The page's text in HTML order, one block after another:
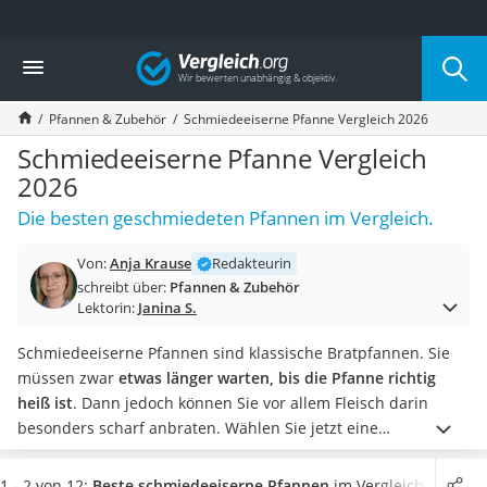
Die beliebtesten Vergleiche nach Kategorie
Haushalt
Wassersprudler
Zentralstaubsauger
Brotbackautomat
Wischroboter
Wäschespinne
Industriestaubsauger
Akku-Staubsauger
Eierkocher
AEG-Waschmaschine
Saug-Wisch-Roboter
Handstaubsauger
Milchaufschäumer
Kondenstrockner
Reiskocher
Vergleich
Pfannen & Zubehör Schmiedeeiserne Pfanne Vergleich 2026
Schmiedeeiserne Pfanne Vergleich
2026
Die besten geschmiedeten Pfannen im Vergleich.
Von:Anja Krause
Redakteurin
schreibt über: Pfannen & Zubehör
Lektorin: Janina S.
Schmiedeeiserne Pfannen sind klassische Bratpfannen. Sie
müssen zwar etwas länger warten, bis die Pfanne richtig
heiß ist. Dann jedoch können Sie vor allem Fleisch darin
besonders scharf anbraten. Wählen Sie jetzt eine
schmiedeeiserne Pfanne aus unserer Vergleichstabelle,die
ofenfest und für alle Herdarten geeignet ist. Damit halten